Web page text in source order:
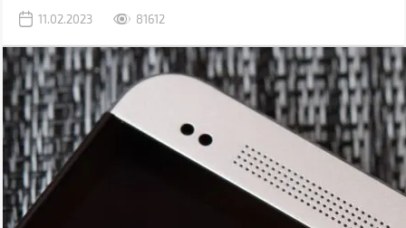
мобільна мережа, звичайно, якщо ви знаходитесь у зоні її
11.02.2023 81612